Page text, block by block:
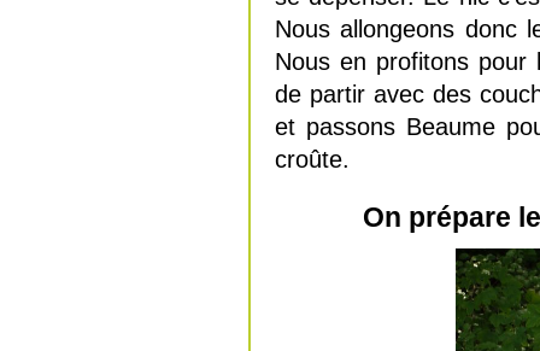
Nous allongeons donc
Nous en profitons pour
de partir avec des
et passons Beaume
croûte.
On prépare